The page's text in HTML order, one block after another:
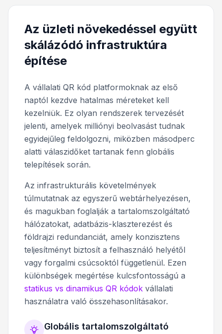
Az üzleti növekedéssel együtt
skálázódó infrastruktúra
építése
A vállalati QR kód platformoknak az első
naptól kezdve hatalmas méreteket kell
kezelniük. Ez olyan rendszerek tervezését
jelenti, amelyek milliónyi beolvasást tudnak
egyidejűleg feldolgozni, miközben másodperc
alatti válaszidőket tartanak fenn globális
telepítések során.
Az infrastrukturális követelmények
túlmutatnak az egyszerű webtárhelyezésen,
és magukban foglalják a tartalomszolgáltató
hálózatokat, adatbázis-klaszterezést és
földrajzi redundanciát, amely konzisztens
teljesítményt biztosít a felhasználó helyétől
vagy forgalmi csúcsoktól függetlenül. Ezen
különbségek megértése kulcsfontosságú a
statikus vs dinamikus QR kódok vállalati
használatra való összehasonlításakor.
Globális tartalomszolgáltató